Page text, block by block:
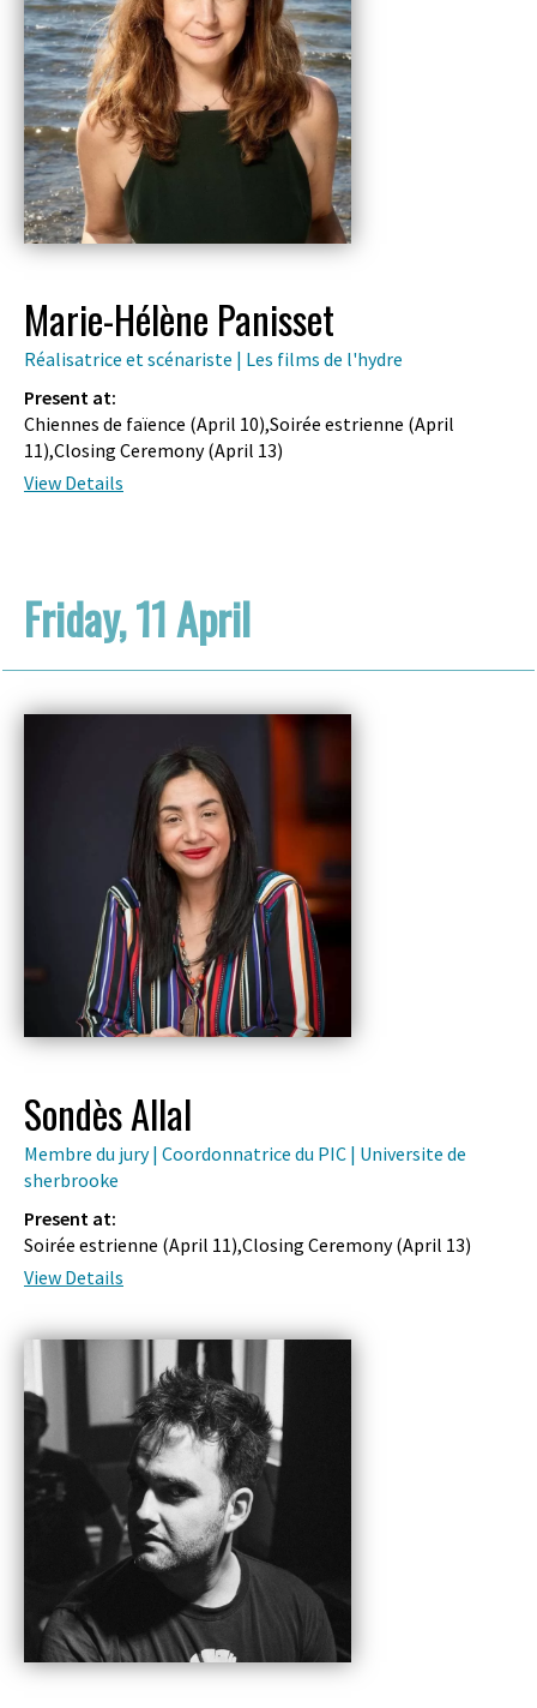
Marie-Hélène Panisset
Réalisatrice et scénariste | Les films de l'hydre
Present at:
Chiennes de faïence (April 10),Soirée estrienne (April
11),Closing Ceremony (April 13)
View Details
Friday, 11 April
Sondès Allal
Membre du jury | Coordonnatrice du PIC | Universite de
sherbrooke
Present at:
Soirée estrienne (April 11),Closing Ceremony (April 13)
View Details